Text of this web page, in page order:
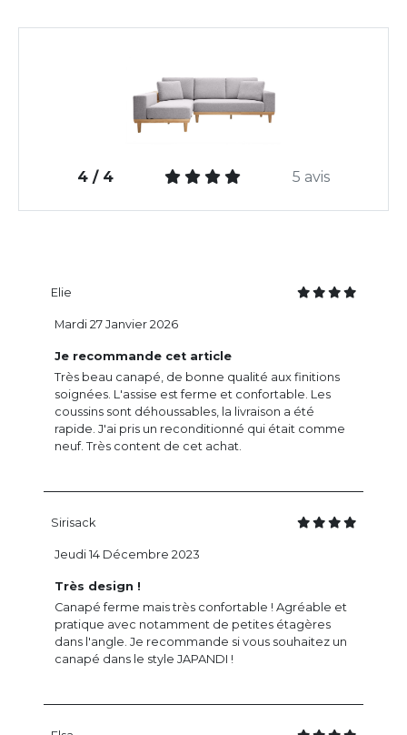
4 / 4 5 avis
Elie
Je recommande cet article
Très beau canapé, de bonne qualité aux finitions
soignées. L'assise est ferme et confortable. Les
coussins sont déhoussables, la livraison a été
rapide. J'ai pris un reconditionné qui était comme
neuf. Très content de cet achat.
Mardi 27 Janvier 2026
Sirisack
Très design !
Canapé ferme mais très confortable ! Agréable et
pratique avec notamment de petites étagères
dans l'angle. Je recommande si vous souhaitez un
canapé dans le style JAPANDI !
Jeudi 14 Décembre 2023